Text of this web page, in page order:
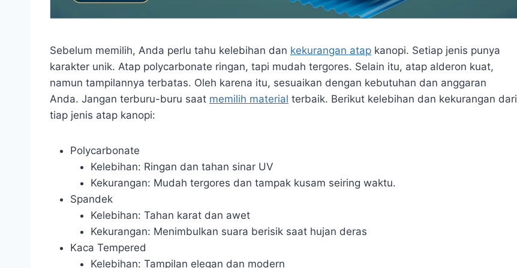
Sebelum memilih, Anda perlu tahu kelebihan dan kekurangan atap kanopi. Setiap jenis punya
karakter unik. Atap polycarbonate ringan, tapi mudah tergores. Selain itu, atap alderon kuat,
namun tampilannya terbatas. Oleh karena itu, sesuaikan dengan kebutuhan dan anggaran
Anda. Jangan terburu-buru saat memilih material terbaik. Berikut kelebihan dan kekurangan dari
tiap jenis atap kanopi:
Polycarbonate
Kelebihan: Ringan dan tahan sinar UV
Kekurangan: Mudah tergores dan tampak kusam seiring waktu.
Spandek
Kelebihan: Tahan karat dan awet
Kekurangan: Menimbulkan suara berisik saat hujan deras
Kaca Tempered
Kelebihan: Tampilan elegan dan modern